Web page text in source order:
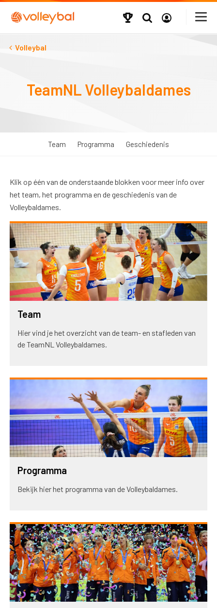
Volleybal
TeamNL Volleybaldames
Team Programma Geschiedenis
Klik op één van de onderstaande blokken voor meer info over
het team, het programma en de geschiedenis van de
Volleybaldames.
Team
Hier vind je het overzicht van de team- en stafleden van
de TeamNL Volleybaldames.
Programma
Bekijk hier het programma van de Volleybaldames.